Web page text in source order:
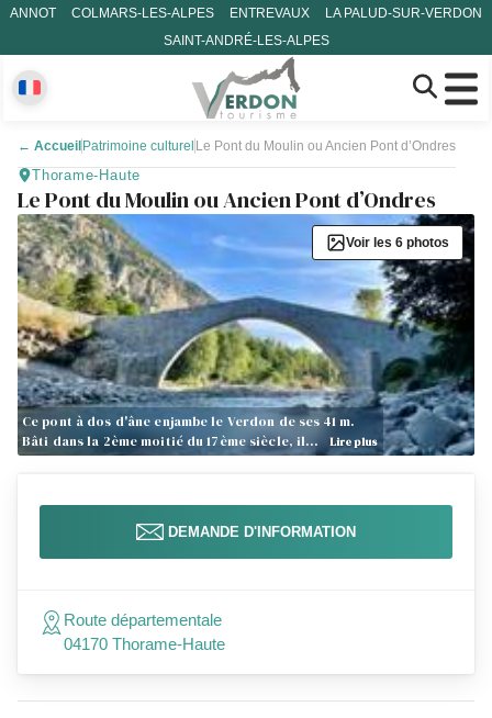
ANNOT COLMARS-LES-ALPES ENTREVAUX
LA PALUD-SUR-VERDON
SAINT-ANDRÉ-LES-ALPES
← Accueil Patrimoine culturel Le Pont du Moulin ou Ancien Pont d’Ondres
Thorame-Haute
Le Pont du Moulin ou Ancien Pont d’Ondres
Ce pont à dos d'âne enjambe le Verdon de ses 41 m.
Bâti dans la 2ème moitié du 17ème siècle, il…
Lire plus
Voir les 6 photos
DEMANDE D'INFORMATION
Route départementale
04170 Thorame-Haute